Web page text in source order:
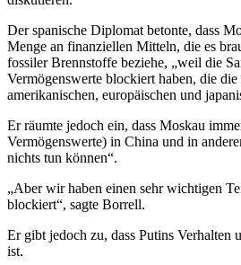
Der spanische Diplomat betonte, dass
Menge an finanziellen Mitteln, die es
fossiler Brennstoffe beziehe, „weil die
Vermögenswerte blockiert haben, die
amerikanischen, europäischen und
Er räumte jedoch ein, dass Moskau
Vermögenswerte) in China und in
nichts tun können“.
„Aber wir haben einen sehr wichtigen
blockiert“, sagte Borrell.
Er gibt jedoch zu, dass Putins Verhalten
ist.